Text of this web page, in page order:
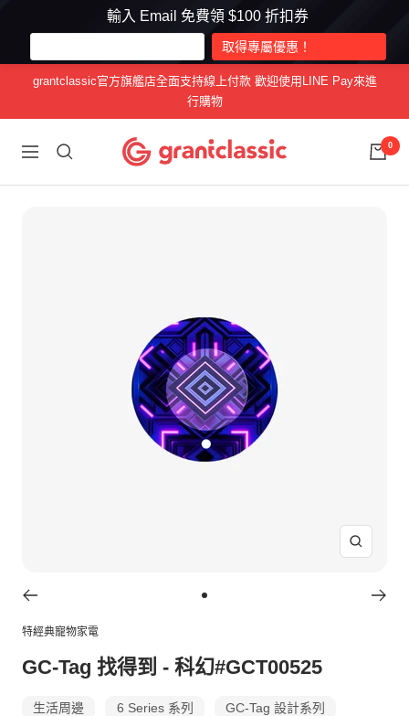
輸入 Email 免費領 $100 折扣券
內
grantclassic官方旗艦店全面支持線上付款 歡迎使用LINE Pay來進
行購物
導
grantclassic
特
0
放
1
特經典寵物家電
GC-Tag 找得到 - 科幻#GCT00525
生活周邊 6 Series 系列 GC-Tag 設計系列